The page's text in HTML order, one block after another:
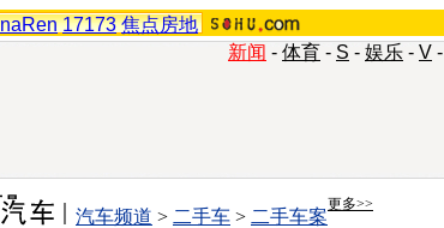
17173 焦点房地
新闻 - 体育 - S - 娱乐 - V -
具 更多>>
汽车频道 > 二手车 > 二手车案